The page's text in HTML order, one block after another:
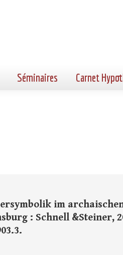
Séminaires Carnet
im
: Schnell &Steiner,